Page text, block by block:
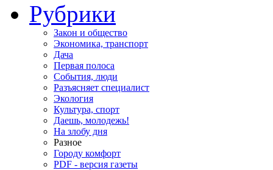
Рубрики
Закон и общество
Экономика, транспорт
Дача
Первая полоса
События, люди
Разъясняет специалист
Экология
Культура, спорт
Даешь, молодежь!
На злобу дня
Разное
Городу комфорт
PDF - версия газеты